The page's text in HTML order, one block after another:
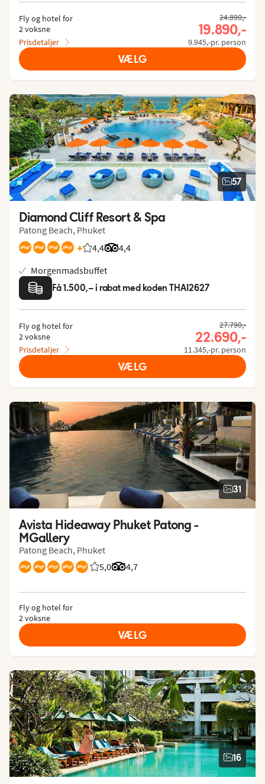
Fly og hotel for
2 voksne
Prisdetaljer
24.890,-
19.890,-
9.945,-pr. person
VÆLG
57
Diamond Cliff Resort & Spa
Patong Beach, Phuket
+ 4,4
Bedømmelse fra Spies gæster: 4.428/5
4,4
Bedømmelse fra Tripadvisor: 4.4 of 5
Morgenmadsbuffet
Få 1.500,– i rabat med koden THAI2627
Fly og hotel for
2 voksne
Prisdetaljer
27.790,-
22.690,-
11.345,-pr. person
VÆLG
31
Avista Hideaway Phuket Patong -
MGallery
Patong Beach, Phuket
5,0
Bedømmelse fra Spies gæster: 5/5
4,7
Bedømmelse fra Tripadvisor: 4.7 of
Fly og hotel for
2 voksne
VÆLG
16